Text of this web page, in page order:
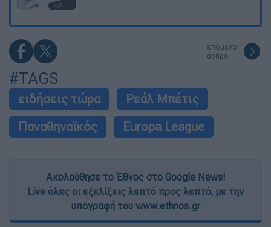
επόμενο
άρθρο
#TAGS
ειδήσεις τώρα
Ρεάλ Μπέτις
Παναθηναϊκός
Europa League
Ακολούθησε το Έθνος στο Google News!
Live όλες οι εξελίξεις λεπτό προς λεπτό, με την
υπογραφή του www.ethnos.gr